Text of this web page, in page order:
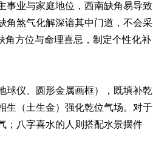
事业与家庭地位，西南缺角易导致
角煞气化解深谙其中门道，不会采
角方位与命理喜忌，制定个性化补
球仪、圆形金属画框），既填补乾
生（土生金）强化乾位气场。对于
；八字喜水的人则搭配水景摆件